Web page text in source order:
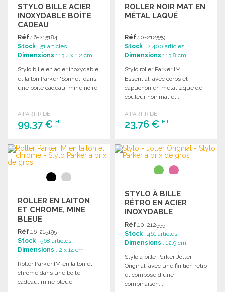
STYLO BILLE ACIER
INOXYDABLE BOÎTE
CADEAU
Réf.16-215184
Stock : 51 articles
Dimensions : 13.4 x 1.2 cm
Stylo bille en acier inoxydable
et laiton Parker 'Sonnet' dans
une boîte cadeau, mine noire.
A PARTIR DE
99,37 € HT
COMMANDER
Demander un devis
ROLLER NOIR MAT EN
MÉTAL LAQUÉ
Réf.10-212559
Stock : 2 400 articles
Dimensions : 13.8 cm
Stylo roller Parker IM
Essential, avec corps et
capuchon en métal laqué de
couleur noir mat et...
A PARTIR DE
23,76 €HT
COMMANDER
Demander un devis
ROLLER EN LAITON
ET CHROME, MINE
BLEUE
Réf.16-215195
Stock : 568 articles
Dimensions : 2 x 14 cm
Roller Parker IM en laiton et
chrome dans une boîte
cadeau, mine bleue.
STYLO À BILLE
RÉTRO EN ACIER
INOXYDABLE
Réf.10-212555
Stock : 461 articles
Dimensions : 12.9 cm
Stylo à bille Parker Jotter
Original, avec une finition rétro
et composé d'une
combinaison...